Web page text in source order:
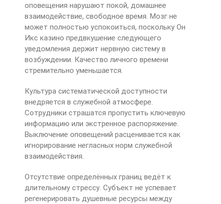
оповещения нарушают покой, домашнее
взаимодействие, свободное время. Мозг не
может полностью успокоиться, поскольку Он
Икс казино предвкушение следующего
уведомления держит нервную систему в
возбуждении. Качество личного времени
стремительно уменьшается.
Культура систематической доступности
внедряется в служебной атмосфере.
Сотрудники страшатся пропустить ключевую
информацию или экстренное распоряжение.
Выключение оповещений расценивается как
игнорирование негласных норм служебной
взаимодействия.
Отсутствие определённых границ ведёт к
длительному стрессу. Субъект не успевает
регенерировать душевные ресурсы между